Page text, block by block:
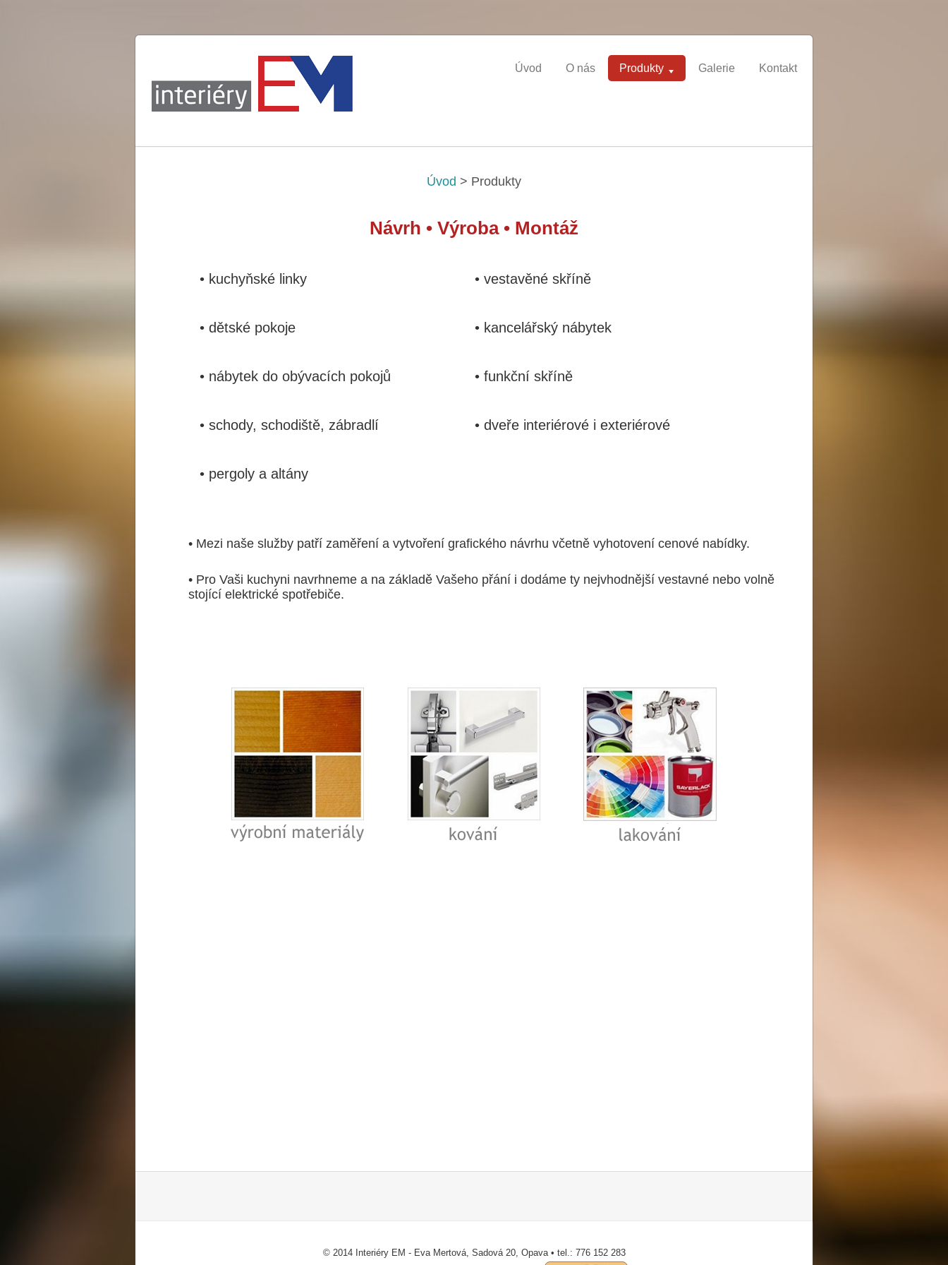
Úvod O nás Produkty Galerie Kontakt
Úvod > Produkty
Návrh • Výroba • Montáž
• kuchyňské linky • vestavěné skříně
• dětské pokoje • kancelářský nábytek
• nábytek do obývacích pokojů • funkční skříně
• schody, schodiště, zábradlí • dveře interiérové i exteriérové
• pergoly a altány
• Mezi naše služby patří zaměření a vytvoření grafického návrhu včetně vyhotovení cenové nabídky.
• Pro Vaši kuchyni navrhneme a na základě Vašeho přání i dodáme ty nejvhodnější vestavné nebo volně
stojící elektrické spotřebiče.
© 2014 Interiéry EM - Eva Mertová, Sadová 20, Opava • tel.: 776 152 283